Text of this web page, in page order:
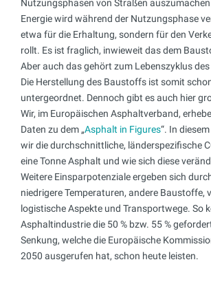
Nutzungsphasen von Straßen
Energie wird während der Nutzungsphase
etwa für die Erhaltung, sondern für den
rollt. Es ist fraglich, inwieweit das dem
Aber auch das gehört zum Lebenszyklus
Die Herstellung des Baustoffs ist somit
untergeordnet. Dennoch gibt es auch hier
Wir, im Europäischen Asphaltverband,
Daten zu dem „Asphalt in Figures“. In
wir die durchschnittliche, länderspezifische
eine Tonne Asphalt und wie sich diese
Weitere Einsparpotenziale ergeben sich
niedrigere Temperaturen, andere Baustoffe,
logistische Aspekte und Transportwege. So
Asphaltindustrie die 50 % bzw. 55 %
Senkung, welche die Europäische
2050 ausgerufen hat, schon heute leisten.